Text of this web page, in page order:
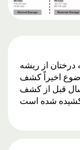
تقریباً همه درختان از ریشه
اخیراً کشف
است، با این حال، ۱۴۰۰ سال قبل از کشف